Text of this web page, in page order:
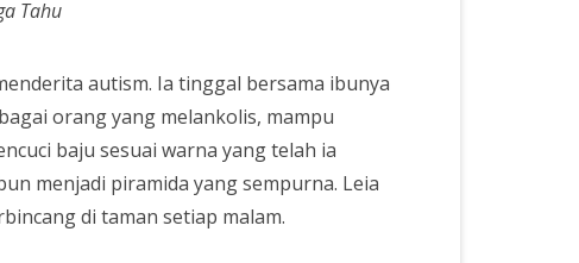
autism. Ia tinggal bersama ibunya
orang yang melankolis, mampu
baju sesuai warna yang telah ia
menjadi piramida yang sempurna. Leia
di taman setiap malam.